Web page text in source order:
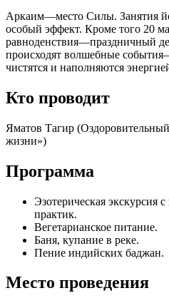
Аркаим—место Силы. Занятия
особый эффект. Кроме того 20
равноденствия—праздничный
происходят волшебные
чистятся и наполняются
Кто проводит
Яматов Тагир
жизни»)
Программа
Эзотерическая экскурсия
практик.
Вегетарианское питание.
Баня, купание в реке.
Пение индийских баджан.
Место проведения